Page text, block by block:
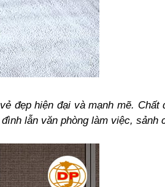
đẹp hiện đại và mạnh mẽ. Chất
lẫn văn phòng làm việc, sảnh